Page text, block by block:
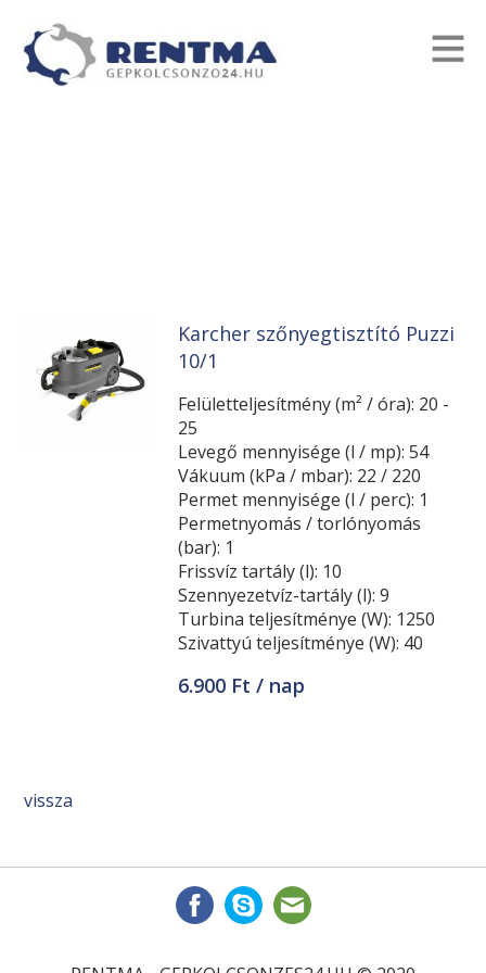
Karcher szőnyegtisztító Puzzi
10/1
Felületteljesítmény (m² / óra): 20 -
25
Levegő mennyisége (l / mp): 54
Vákuum (kPa / mbar): 22 / 220
Permet mennyisége (l / perc): 1
Permetnyomás / torlónyomás
(bar): 1
Frissvíz tartály (l): 10
Szennyezetvíz-tartály (l): 9
Turbina teljesítménye (W): 1250
Szivattyú teljesítménye (W): 40
6.900 Ft / nap
vissza